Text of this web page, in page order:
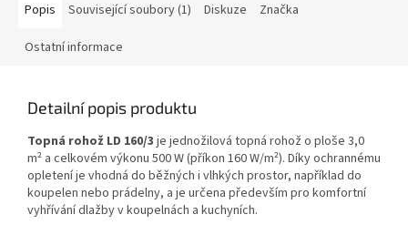
Popis Související soubory (1) Diskuze Značka
Ostatní informace
Detailní popis produktu
Topná rohož LD 160/3 je jednožilová topná rohož o ploše 3,0
m² a celkovém výkonu 500 W (příkon 160 W/m²). Díky ochrannému
opletení je vhodná do běžných i vlhkých prostor, například do
koupelen nebo prádelny, a je určena především pro komfortní
vyhřívání dlažby v koupelnách a kuchyních.